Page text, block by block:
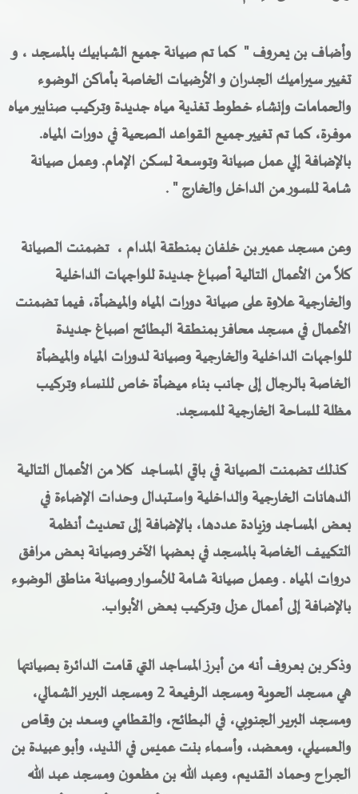
وأضاف بن يعروف " كماتم صيانة جميع الشبابيك بالمسجد ، و
تغيير سيراميك الجدران و الأرضيات الخاصة بأماكن الوضوء
والحمامات وإنشاء خطوط تغذية مياه جديدة وتركيب صنابير مياه
موفرة، كما تم تغيير جميع القواعد الصحية في دورات المياه.
بالإضافة إلي عمل صيانة وتوسعة لسكن الإمام. وعمل صيانة
شامة للسور من الداخل والخارج " .
وعن مسجد عمير بن خلفان بمنطقة المدام ، تضمنت الصيانة
كلاً من الأعمال التالية أصباغ جديدة للواجهات الداخلية
والخارجية علاوة على صيانة دورات المياه والميضأة، فيما تضمنت
الأعمال في مسجد محافز بمنطقة البطائح اصباغ جديدة
للواجهات الداخلية والخارجية وصيانة لدورات المياه والميضأة
الخاصة بالرجال إلى جانب بناء ميضأة خاص للنساء وتركيب
مظلة للساحة الخارجية للمسجد.
كذلك تضمنت الصيانة في باقي المساجد كلا من الأعمال التالية
الدهانات الخارجية والداخلية واستبدال وحدات الإضاءة في
بعض المساجد وزيادة عددها، بالإضافة إلى تحديث أنظمة
التكييف الخاصة بالمسجد في بعضها الآخر وصيانة بعض مرافق
دروات المياه . وعمل صيانة شامة للأسوار وصيانة مناطق الوضوء
بالإضافة إلى أعمال عزل وتركيب بعض الأبواب.
وذكر بن بعروف أنه من أبرز المساجد التي قامت الدائرة بصيانتها
هي مسجد الحوية ومسجد الرفيعة 2 ومسجد البرير الشمالي،
ومسجد البرير الجنوبي، في البطائح، والقطامي وسعد بن وقاص
والعسيلي، ومعضد، وأسماء بنت عميس في الذيد، وأبو عبيدة بن
الجراحوحماد القديم، وعبد الله بن مظعون ومسجد عبد الله